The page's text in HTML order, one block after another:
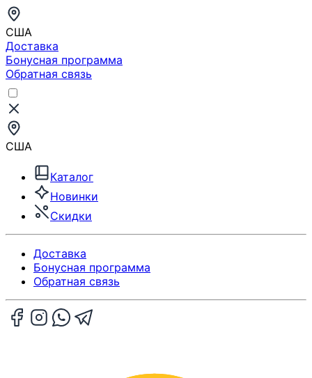
США
Доставка
Бонусная программа
Обратная связь
США
Каталог
Новинки
Скидки
Доставка
Бонусная программа
Обратная связь